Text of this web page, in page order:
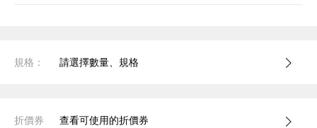
規格： 請選擇數量、規格
折價券 查看可使用的折價券